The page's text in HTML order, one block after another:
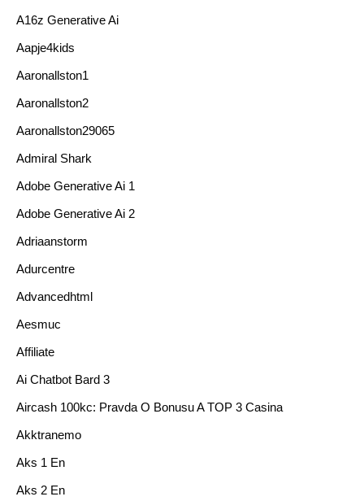
A16z Generative Ai
Aapje4kids
Aaronallston1
Aaronallston2
Aaronallston29065
Admiral Shark
Adobe Generative Ai 1
Adobe Generative Ai 2
Adriaanstorm
Adurcentre
Advancedhtml
Aesmuc
Affiliate
Ai Chatbot Bard 3
Aircash 100kc: Pravda O Bonusu A TOP 3 Casina
Akktranemo
Aks 1 En
Aks 2 En